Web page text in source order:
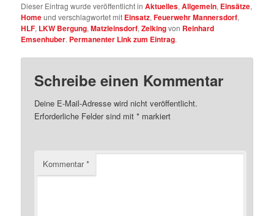
Dieser Eintrag wurde veröffentlicht inAktuelles,Allgemein, Einsätze,
Homeund verschlagwortet mit Einsatz,Feuerwehr Mannersdorf,
HLF, LKW Bergung,Matzleinsdorf,Zelkingvon Reinhard
Emsenhuber. Permanenter Link zum Eintrag.
Schreibe einen Kommentar
Deine E-Mail-Adresse wird nicht veröffentlicht.
Erforderliche Felder sind mit* markiert
Kommentar*